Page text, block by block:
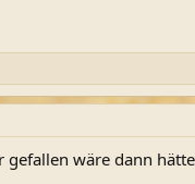
wäre dann